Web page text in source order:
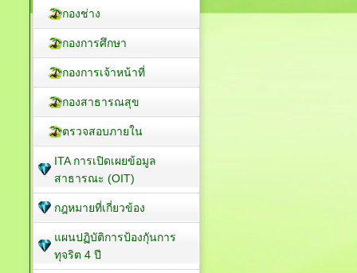
กองช่าง
กองการศึกษา
กองการเจ้าหน้าที่
กองสาธารณสุข
ตรวจสอบภายใน
ITA การเปิดเผยข้อมูล
สาธารณะ (OIT)
กฎหมายที่เกี่ยวข้อง
แผนปฏิบัติการป้องกัุนการ
ทุจริต 4 ปี